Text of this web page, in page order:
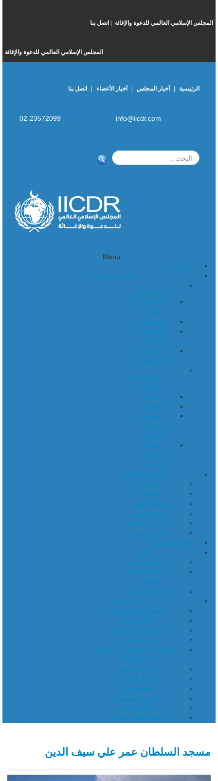
المجلس الإسلامي العالمي للدعوة والإغاثة | اتصل بنا
المجلس الإسلامي العالمي للدعوة والإغاثة
الرئيسية أخبار المجلس أخبار الأعضاء اتصل بنا
info@iicdr.com
02-23572099
بحث
Menu
الرئيسية
التعريف بالمجلس
عن المجلس
كلمة الأمين
العام
الاتفاقيات
المنظمات
الأعضاء
اختصاصات
الأمانة العامة
تاريخ ونشأة
المجلس
النشأة
الأهداف
العضوية
وهيئات
المجلس
الهيكل
التنظيمي
والادراي
المكتبة الإعلامية
المرئيات
الصوتيات
مكتبة الصور
صورة و معنى
إصدارات المجلس
التقارير السنوية
الأحداث و الندوات
الأخبار
أخبار المجلس
أخبار المنظمات
الأعضاء
الأحداث الجارية
لجان المجلس
التعليم والدعوة والفكر
الإغاثة العامة
التمويل والاستثمار
لجنة الشباب
المجتمعات المسلمة في البلدان
غير الإسلامية
المرأة والطفل
حقوق الإنسان
لجنة افريقيا
القدس وفلسطين
الإعلام والنشر
لجنة الطالب الوافد
مسجد السلطان عمر علي سيف الدين